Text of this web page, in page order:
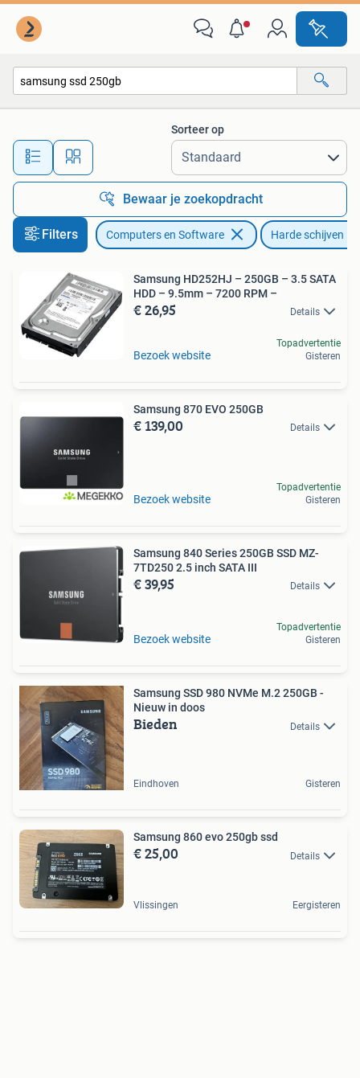
Alle afstanden…
Sorteer op
Bewaar je zoekopdracht
Filters Computers en Software Harde schijven
Samsung HD252HJ – 250GB – 3.5 SATA
HDD – 9.5mm – 7200 RPM –
€ 26,95 Details
Bezoek website
Topadvertentie
Gisteren
Samsung 870 EVO 250GB
€ 139,00 Details
Bezoek website
Topadvertentie
Gisteren
Samsung 840 Series 250GB SSD MZ-
7TD250 2.5 inch SATA III
€ 39,95 Details
Bezoek website
Topadvertentie
Gisteren
Samsung SSD 980 NVMe M.2 250GB -
Nieuw in doos
Bieden Details
Eindhoven Gisteren
Samsung 860 evo 250gb ssd
€ 25,00 Details
Vlissingen Eergisteren